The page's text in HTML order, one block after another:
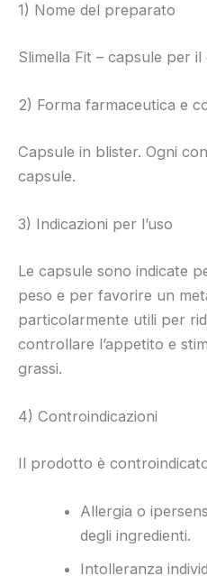
1) Nome del preparato
Slimella Fit – capsule per
2) Forma farmaceutica e
Capsule in blister. Ogni
capsule.
3) Indicazioni per l’uso
Le capsule sono indicate
peso e per favorire un
particolarmente utili per
controllare l’appetito e
grassi.
4) Controindicazioni
Il prodotto è
Allergia o
degli ingredienti.
Intolleranza